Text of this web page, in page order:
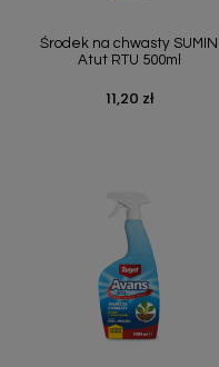
Środek na chwasty SUMIN
Atut RTU 500ml
Cena
11,20 zł